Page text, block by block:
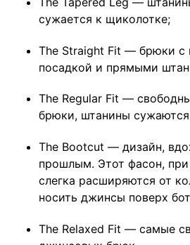
сужается к щиколотке;
The Straight Fit — брюки с
посадкой и прямыми
The Regular Fit —
брюки, штанины сужаются
The Bootcut — дизайн,
прошлым. Этот фасон,
слегка расширяются от
носить джинсы поверх
The Relaxed Fit — самые